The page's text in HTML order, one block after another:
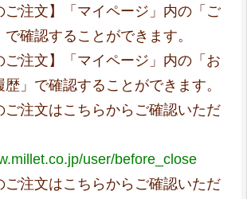
ご注文】「マイページ」内の「ご
確認することができます。
ご注文】「マイページ」内の「お
歴」で確認することができます。
注文はこちらからご確認いただ
user/before_close
注文はこちらからご確認いただ